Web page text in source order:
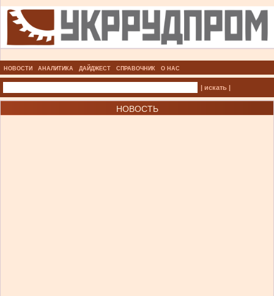
НОВОСТИ АНАЛИТИКА ДАЙДЖЕСТ СПРАВОЧНИК О НАС
| искать |
НОВОСТЬ